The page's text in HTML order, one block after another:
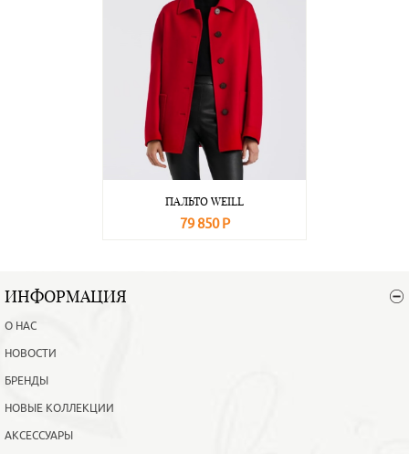
ПАЛЬТО WEILL
79 850 Р
ИНФОРМАЦИЯ
О НАС
НОВОСТИ
БРЕНДЫ
НОВЫЕ КОЛЛЕКЦИИ
АКСЕССУАРЫ